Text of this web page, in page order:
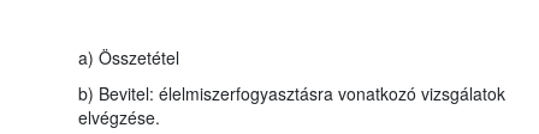
a) Összetétel
b) Bevitel: élelmiszerfogyasztásra vonatkozó vizsgálatok
elvégzése.